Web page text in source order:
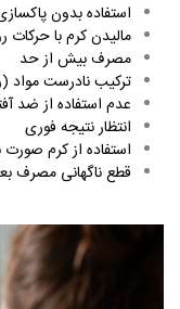
استفاده بدون
مالیدن کرم با حرکات
مصرف بیش از حد
ترکیب نادرست مواد
عدم استفاده از ضد
انتظار نتیجه فوری
استفاده از کرم
قطع ناگهانی مصرف